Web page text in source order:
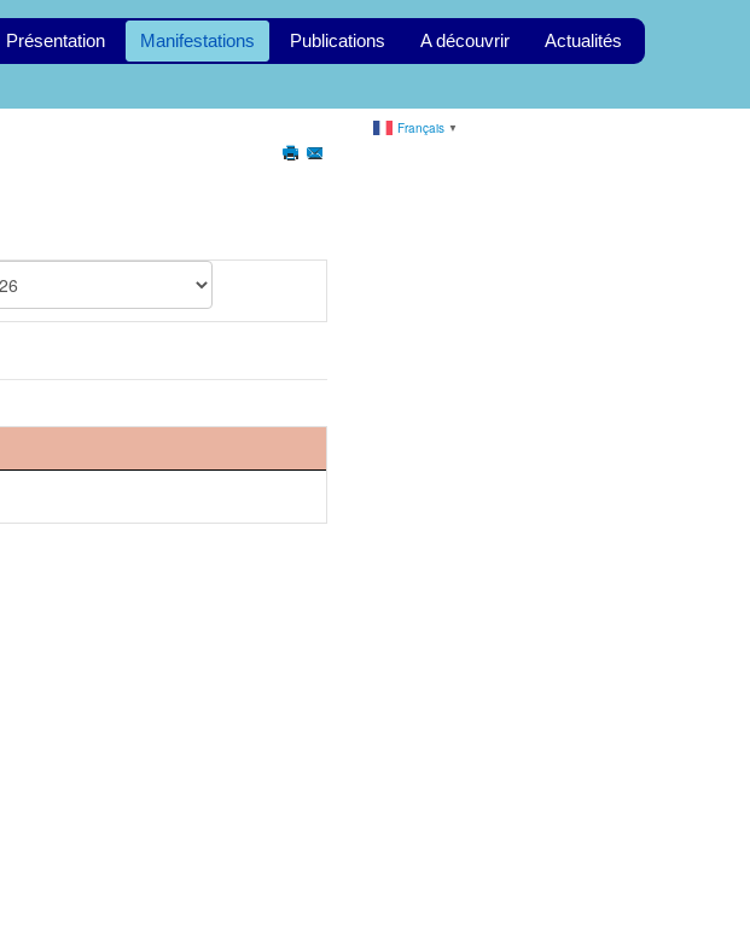
Présentation Manifestations Publications A découvrir Actualités
Français ▼